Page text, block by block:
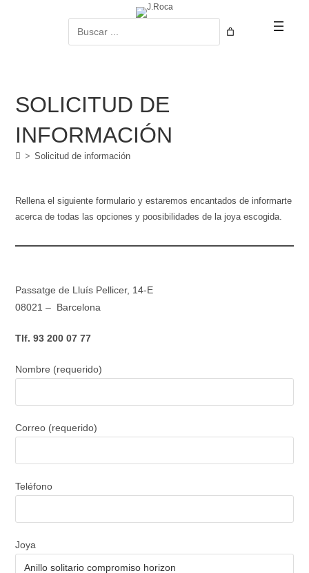
SOLICITUD DE
INFORMACIÓN
> Solicitud de información
Rellena el siguiente formulario y estaremos encantados de informarte
acerca de todas las opciones y poosibilidades de la joya escogida.
Passatge de Lluís Pellicer, 14-E
08021 – Barcelona
Tlf. 93 200 07 77
Nombre (requerido)
Correo (requerido)
Teléfono
Joya